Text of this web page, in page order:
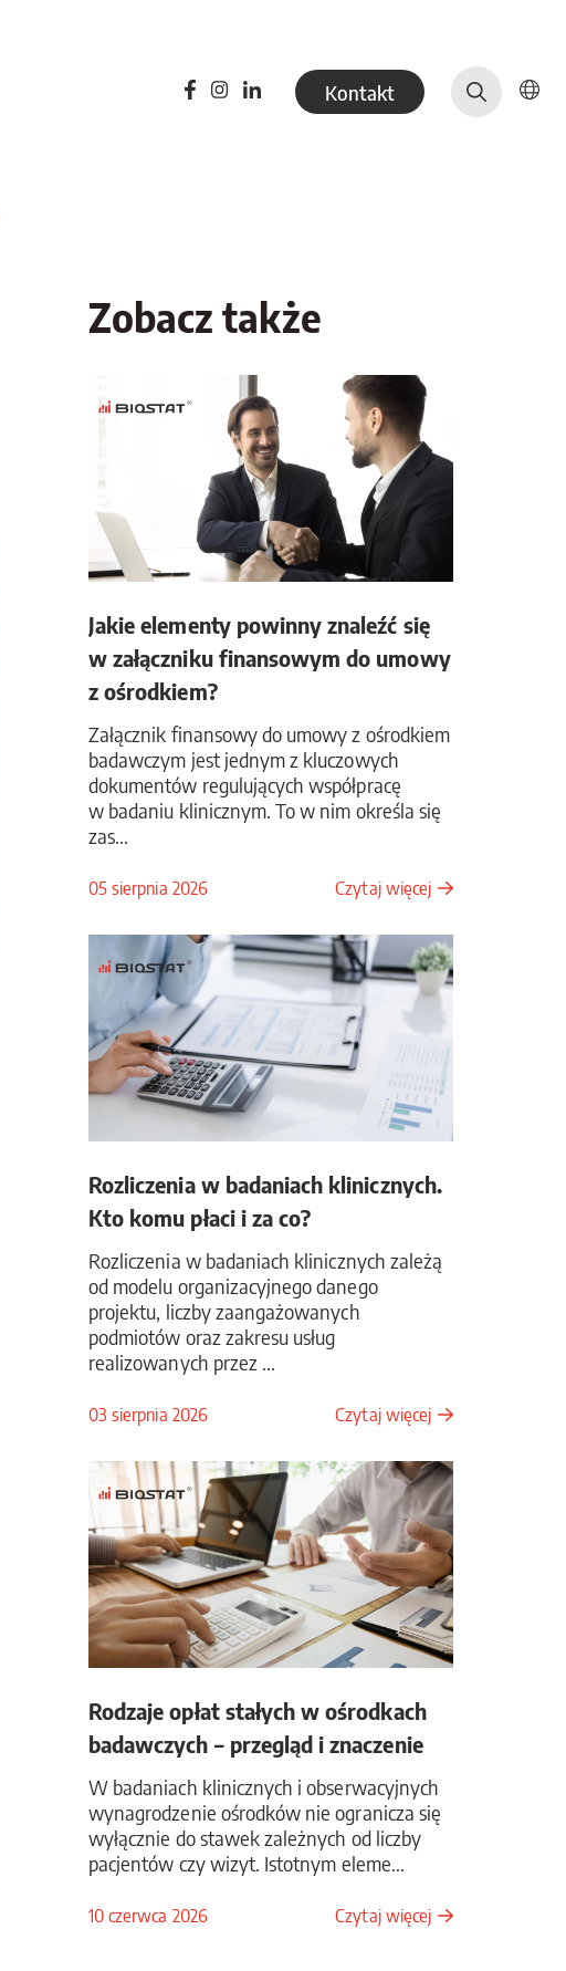
Kontakt
Zobacz także
Jakie elementy powinny znaleźć się
w załączniku finansowym do umowy
z ośrodkiem?
Załącznik finansowy do umowy z ośrodkiem
badawczym jest jednym z kluczowych
dokumentów regulujących współpracę
w badaniu klinicznym. To w nim określa się
zas...
05 sierpnia 2026 Czytaj więcej
Rozliczenia w badaniach klinicznych.
Kto komu płaci i za co?
Rozliczenia w badaniach klinicznych zależą
od modelu organizacyjnego danego
projektu, liczby zaangażowanych
podmiotów oraz zakresu usług
realizowanych przez ...
03 sierpnia 2026 Czytaj więcej
Rodzaje opłat stałych w ośrodkach
badawczych – przegląd i znaczenie
W badaniach klinicznych i obserwacyjnych
wynagrodzenie ośrodków nie ogranicza się
wyłącznie do stawek zależnych od liczby
pacjentów czy wizyt. Istotnym eleme...
10 czerwca 2026 Czytaj więcej